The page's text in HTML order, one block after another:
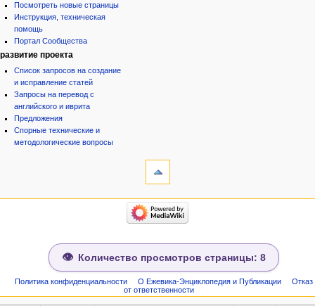
Посмотреть новые страницы
Инструкция, техническая
помощь
Портал Сообщества
развитие проекта
Список запросов на создание
и исправление статей
Запросы на перевод с
английского и иврита
Предложения
Спорные технические и
методологические вопросы
о странице
категории
Проекты/Участники/
Публикации:Авторы
Количество просмотров страницы: 8
Политика конфиденциальности О Ежевика-Энциклопедия и Публикации
Отказ
от ответственности